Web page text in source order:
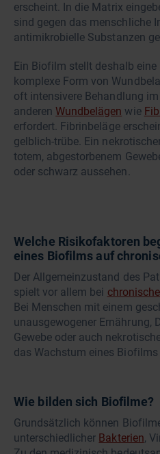
erscheint. In die Matrix
sind gegen das menschliche
antimikrobielle Substanzen
Ein Biofilm stellt deshalb
komplexe Form von
oft intensivere Behandlung
anderenWundbelägen wie
erfordert. Fibrinbeläge
gelblich-trübe. Ein
totem, abgestorbenem
oder schwarz aussehen.
Welche Risikofaktoren
eines Biofilms auf
Der Allgemeinzustand des
spielt vor allem bei
Bei Menschen mit einem
unausgewogener Ernährung,
Gewebe oder auch
das Wachstum eines
Wie bilden sich Biofilme?
Grundsätzlich können
unterschiedlicher Bakterien,